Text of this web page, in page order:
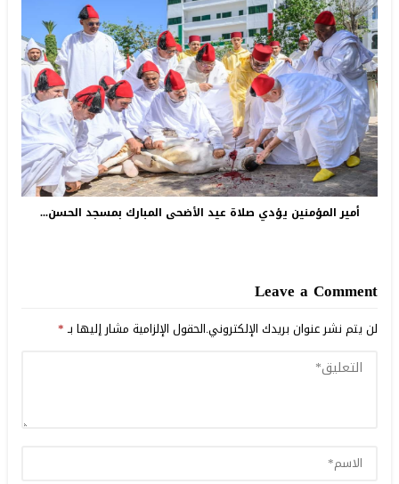
أمير المؤمنين يؤدي صلاة عيد الأضحى المبارك بمسجد الحسن...
Leave a Comment
لن يتم نشر عنوان بريدك الإلكتروني.الحقول الإلزامية مشار إليها بـ*